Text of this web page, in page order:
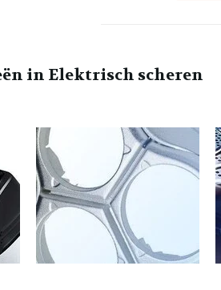
in Elektrisch scheren